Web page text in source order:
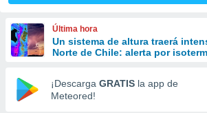
y
forma
digital
basada
Última hora
Un sistema de altura traerá
Norte de Chile: alerta por
¡Descarga GRATIS la app de
Meteored!